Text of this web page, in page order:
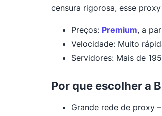
censura rigorosa, esse
Preços: Premium, a
Velocidade: Muito
Servidores: Mais de
Por que escolher a
Grande rede de proxy